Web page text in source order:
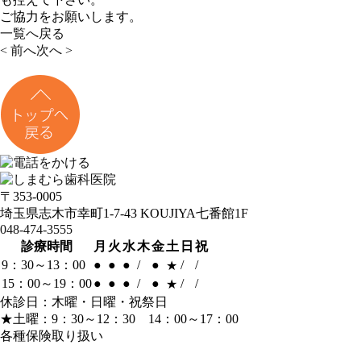
ご協力をお願いします。
一覧へ戻る
< 前へ次へ >
〒353-0005
埼玉県志木市幸町1-7-43 KOUJIYA七番館1F
048-474-3555
診療時間
月 火 水木金土 日 祝
9：30～13：00
● ● ● / ● ★ /
/
15：00～19：00● ● ● / ● ★ /
/
休診日：木曜・日曜・祝祭日
★土曜：9：30～12：30 14：00～17：00
各種保険取り扱い